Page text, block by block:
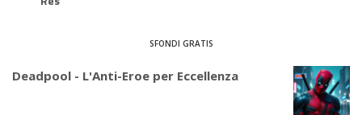
SFONDI GRATIS
Deadpool - L'Anti-Eroe per Eccellenza